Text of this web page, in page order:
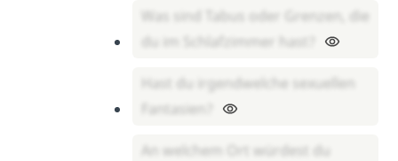
Was sind Tabus oder Grenzen, die
du im Schlafzimmer hast?
Hast du irgendwelche sexuellen
Fantasien?
An welchem Ort würdest du